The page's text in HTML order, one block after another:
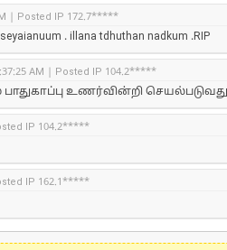
| Posted IP 172.7*****
. illana tdhuthan nadkum .RIP
AM | Posted IP 104.2*****
உணர்வின்றி
IP 104.2*****
IP 162.1*****